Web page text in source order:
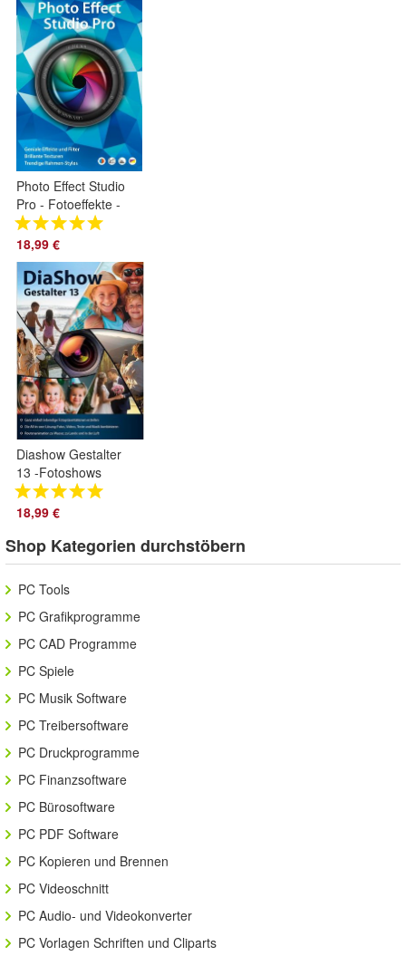
Photo Effect Studio
Pro - Fotoeffekte -
Fotobearbeitung -
PC Download
Version
18,99 €
Diashow Gestalter
13 -Fotoshows
erstellen mit Videos
und Musik
18,99 €
Shop Kategorien durchstöbern
PC Tools
PC Grafikprogramme
PC CAD Programme
PC Spiele
PC Musik Software
PC Treibersoftware
PC Druckprogramme
PC Finanzsoftware
PC Bürosoftware
PC PDF Software
PC Kopieren und Brennen
PC Videoschnitt
PC Audio- und Videokonverter
PC Vorlagen Schriften und Cliparts